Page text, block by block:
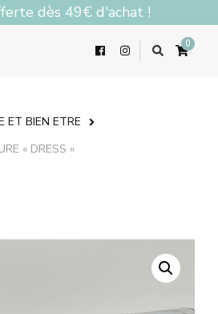
dès 49€ d'achat !
0
ET BIEN ETRE
« DRESS »